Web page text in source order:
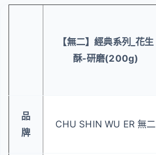
【無二】經典系列_花生
酥-研磨(200g)
品
牌
CHU SHIN WU ER 無二